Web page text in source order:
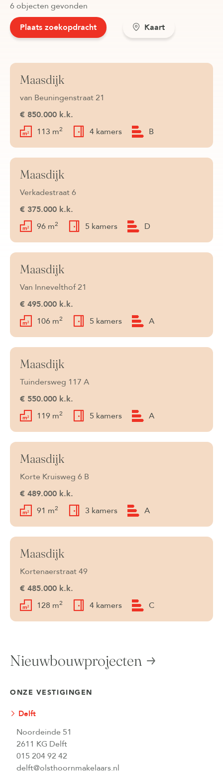
6 objecten gevonden
Plaats zoekopdracht
Kaart
Beschikbaar
Maasdijk
van Beuningenstraat 21
€ 850.000 k.k.
113 m2 4 kamers B
Onder bod
Maasdijk
Verkadestraat 6
€ 375.000 k.k.
96 m2 5 kamers D
Onder bod
Maasdijk
Van Innevelthof 21
€ 495.000 k.k.
106 m2 5 kamers A
Verkocht
Maasdijk
Tuindersweg 117 A
€ 550.000 k.k.
119 m2 5 kamers A
Verkocht
Maasdijk
Korte Kruisweg 6 B
€ 489.000 k.k.
91 m2 3 kamers A
Verkocht
Maasdijk
Kortenaerstraat 49
€ 485.000 k.k.
128 m2 4 kamers C
Nieuwbouwprojecten
ONZE VESTIGINGEN
Delft
Noordeinde 51
2611 KG Delft
015 204 92 42
delft@olsthoornmakelaars.nl